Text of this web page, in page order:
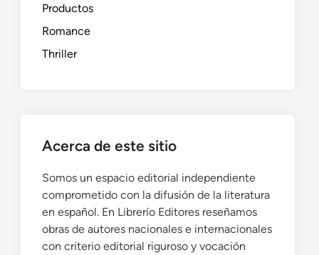
Productos
Romance
Thriller
Acerca de este sitio
Somos un espacio editorial independiente
comprometido con la difusión de la literatura
en español. En Librerío Editores reseñamos
obras de autores nacionales e internacionales
con criterio editorial riguroso y vocación